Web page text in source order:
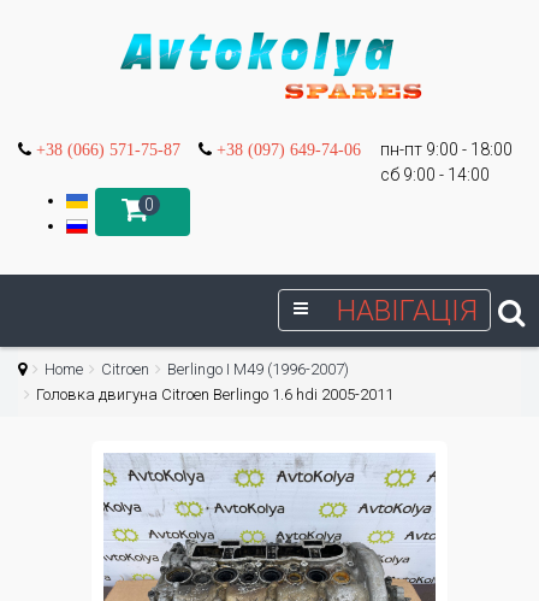
+38 (066) 571-75-87 +38 (097) 649-74-06
пн-пт 9:00 - 18:00
сб 9:00 - 14:00
0
НАВІГАЦІЯ
Home Citroen
Berlingo I М49 (1996-2007)
Головка двигуна Citroen Berlingo 1.6 hdi 2005-2011